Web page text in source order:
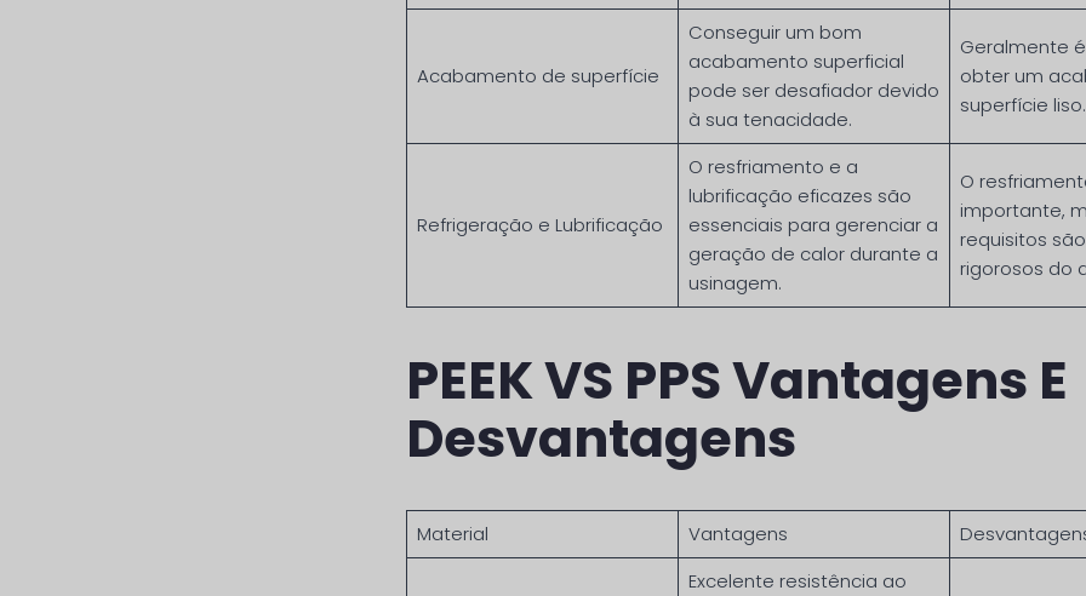
Acabamento de superfície
Conseguir um bom
acabamento superficial
pode ser desafiador devido
à sua tenacidade.
Geralmente
obter um
superfície liso.
Refrigeração e Lubrificação
O resfriamento e a
lubrificação eficazes são
essenciais para gerenciar a
geração de calor durante a
usinagem.
O
importante,
requisitos
rigorosos do
PEEK VS PPS Vantagens E
Desvantagens
Material Vantagens
Excelente resistência ao